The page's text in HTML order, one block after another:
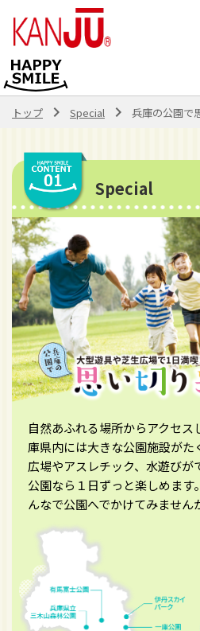
トップ navigate_next Special navigate_next 兵庫の公園で
Special
自然あふれる場所からアクセ
庫県内には大きな公園施設が
広場やアスレチック、水遊びが
公園なら１日ずっと楽しめま
んなで公園へでかけてみません